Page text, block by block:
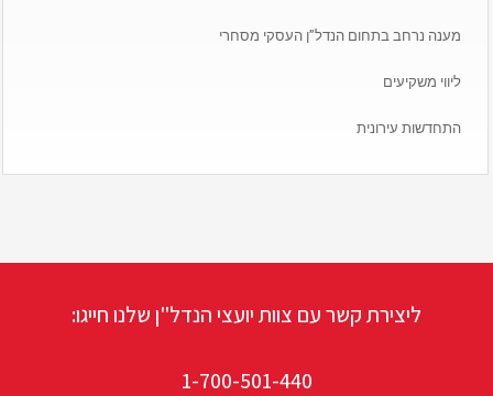
מענה נרחב בתחום הנדל”ן העסקי מסחרי
ליווי משקיעים
התחדשות עירונית
ליצירת קשר עם צוות יועצי הנדל"ן שלנו חייגו:
1-700-501-440